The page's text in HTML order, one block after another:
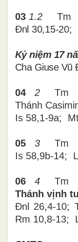
03 1.2 Tm
Đnl 30,15-20;
Kỷ niệm 17
Cha Giuse
04 2 Tm
Thánh
Is 58,1-9a;
05 3 Tm
Is 58,9b-14;
06 4 Tm
Thánh vịnh
Đnl 26,4-10;
Rm 10,8-13;